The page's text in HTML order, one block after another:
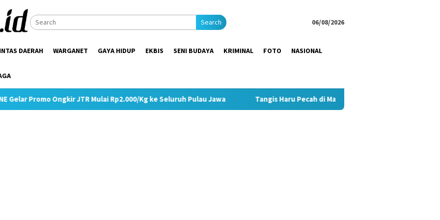
Search 06/08/2026
DAERAH WARGANET GAYA HIDUP EKBIS SENI BUDAYA KRIMINAL FOTO NASIONAL
JTR Mulai Rp2.000/Kg ke Seluruh Pulau Jawa Tangis Haru Pecah di Magelang! 156 Karyawan HS Surya Group